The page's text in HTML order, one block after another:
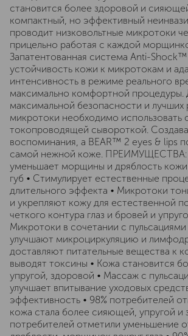
становится более здоровой и
компактный, но эффективный
проводит низковольтные микротоки
прицельно работая с каждой
Запатентованная система Anti-
устойчивость кожи к микротокам и
интенсивность в режиме реального
максимально комфортной процедуры.
максимальной безопасности и лучших
микротоки необходимо использовать
токопроводящей сывороткой.
воспоминания, а BEAR™ 2 eyes & lips
самой нежной коже. ПРЕИМУЩЕСТВА:
уменьшает морщины и дряблость кожи
губ • Стимулирует естественные
длительного эффекта • Микротоки
и укрепляют кожу для естественной
четкого контура глаз и бровей и
Микротоки в сочетании с
улучшают микроциркуляцию и
доставляют питательные вещества к
выводят токсины • Кожа становится
упругой, здоровой • Массаж с
улучшает впитывание уходовых
эффективность • 98% потребителей
кожа стала более сияющей, упругой и
потребителей отметили уменьшение